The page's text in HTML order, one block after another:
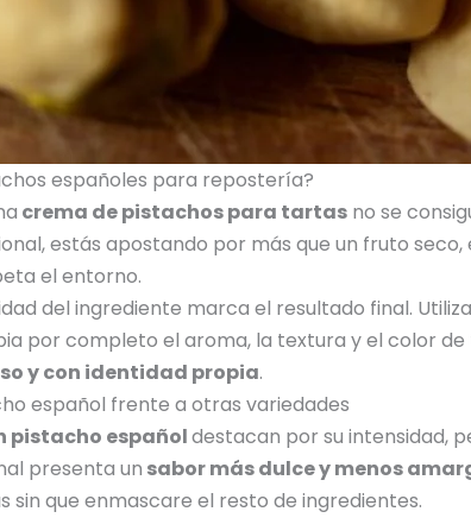
españoles para repostería?
crema de pistachos para tartas no se
estás apostando por más que un fruto seco,
el entorno.
del ingrediente marca el resultado final.
por completo el aroma, la textura y el color de
y con identidad propia.
español frente a otras variedades
pistacho españoldestacan por su intensidad,
presenta un sabor más dulce y menos
sin que enmascare el resto de ingredientes.